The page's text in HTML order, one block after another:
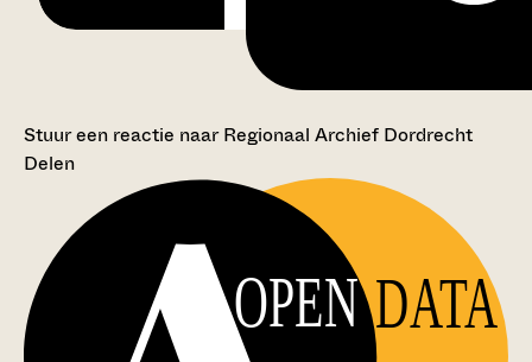
Stuur een reactie naar Regionaal Archief Dordrecht
Delen
OPEN DATA